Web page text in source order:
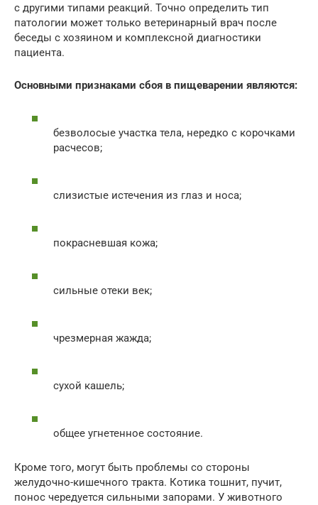
с другими типами реакций. Точно определить тип
патологии может только ветеринарный врач после
беседы с хозяином и комплексной диагностики
пациента.
Основными признаками сбоя в пищеварении являются:
безволосые участка тела, нередко с корочками
расчесов;
слизистые истечения из глаз и носа;
покрасневшая кожа;
сильные отеки век;
чрезмерная жажда;
сухой кашель;
общее угнетенное состояние.
Кроме того, могут быть проблемы со стороны
желудочно-кишечного тракта. Котика тошнит, пучит,
понос чередуется сильными запорами. У животного